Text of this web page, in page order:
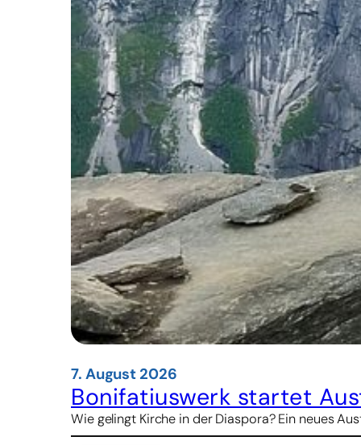
7. August 2026
Bonifatiuswerk startet
Wie gelingt Kirche in der Diaspora? Ein neues